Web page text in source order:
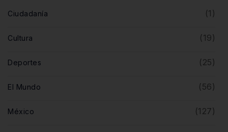
Ciudadanía (1)
Cultura (19)
Deportes (25)
El Mundo (56)
México (127)